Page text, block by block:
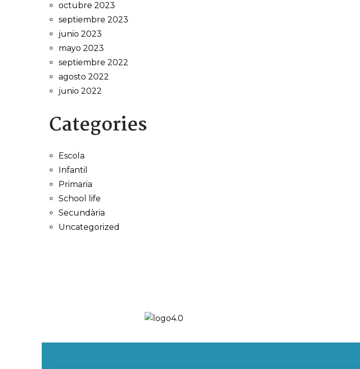
octubre 2023
septiembre 2023
junio 2023
mayo 2023
septiembre 2022
agosto 2022
junio 2022
Categories
Escola
Infantil
Primaria
School life
Secundària
Uncategorized